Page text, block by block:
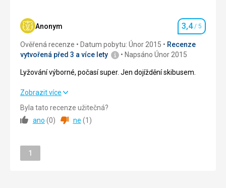
Služby 4,0/ 5
Cena 4,0
Anonym Hodnocení
3,4/ 5
Ověřená recenze Datum pobytu: Únor 2015
Recenze
vytvořená před 3 a více lety
Napsáno Únor 2015
Lyžování výborné, počasí super. Jen dojíždění skibusem.
Lyžování výborné, počasí super. Jen dojíždění skibusem.
Ubytování
Sport
Zobrazit více
Byla tato recenze užitečná?
ano (0) ne (1 )
Stránka
1